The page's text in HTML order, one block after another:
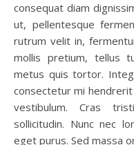
consequat diam
ut, pellentesque
rutrum velit in,
mollis pretium, tellus
metus quis tortor.
consectetur mi
vestibulum. Cras
sollicitudin. Nunc nec
eget purus. Sed massa